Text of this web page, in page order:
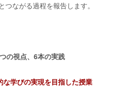
ながる過程を報告します。
の視点、6本の実践
学びの実現を目指した授業